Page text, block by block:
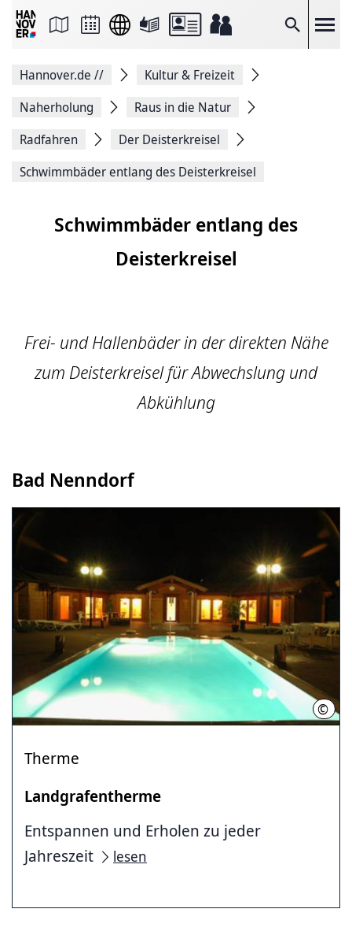
Suche
Seite
Facebook
teilen
Seitenlink
Seite
Hannover.de //
Kultur & Freizeit
Naherholung
Raus in die Natur
Radfahren
Der Deisterkreisel
Schwimmbäder entlang des Deisterkreisel
Schwimmbäder entlang des
Deisterkreisel
Frei- und Hallenbäder in der direkten Nähe
zum Deisterkreisel für Abwechslung und
Abkühlung
Bad Nenndorf
©
Therme
Landgrafentherme
Entspannen und Erholen zu jeder
Jahreszeit
lesen